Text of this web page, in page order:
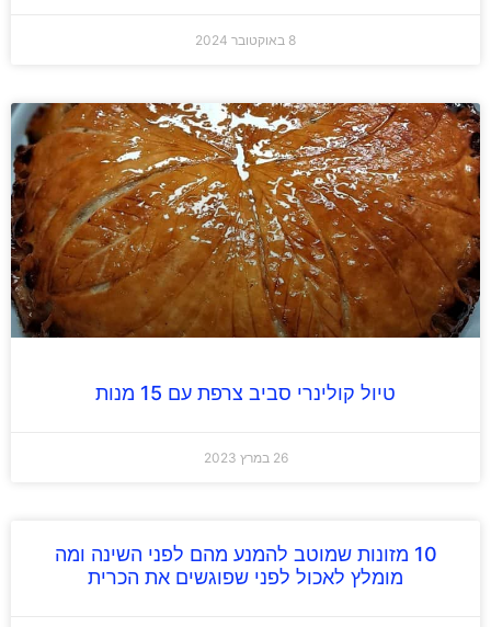
טיול קולינרי סביב צרפת עם 15 מנות
10 מזונות שמוטב להמנע מהם לפני השינה ומה
מומלץ לאכול לפני שפוגשים את הכרית